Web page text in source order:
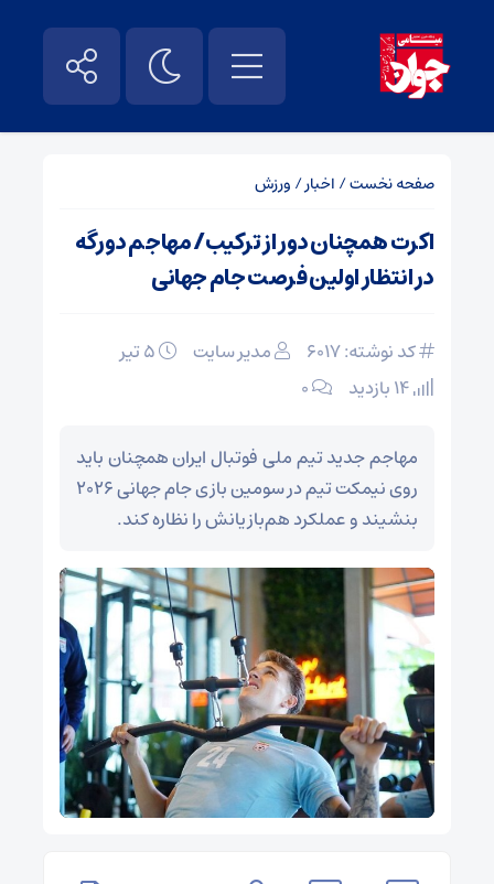
صفحه نخست/ اخبار/ ورزش
اکرت همچنان دور از ترکیب/ مهاجم دورگه
در انتظار اولین فرصت جام جهانی
کد نوشته: 6017 مدیر سایت
۰
مهاجم جدید تیم ملی فوتبال ایران همچنان باید
روی نیمکت تیم در سومین بازی جام جهانی ۲۰۲۶
بنشیند و عملکرد هم‌بازیانش را نظاره کند.